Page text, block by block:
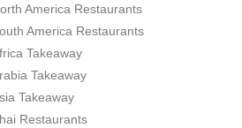
America Restaurants
America Restaurants
Takeaway
Takeaway
Takeaway
Restaurants